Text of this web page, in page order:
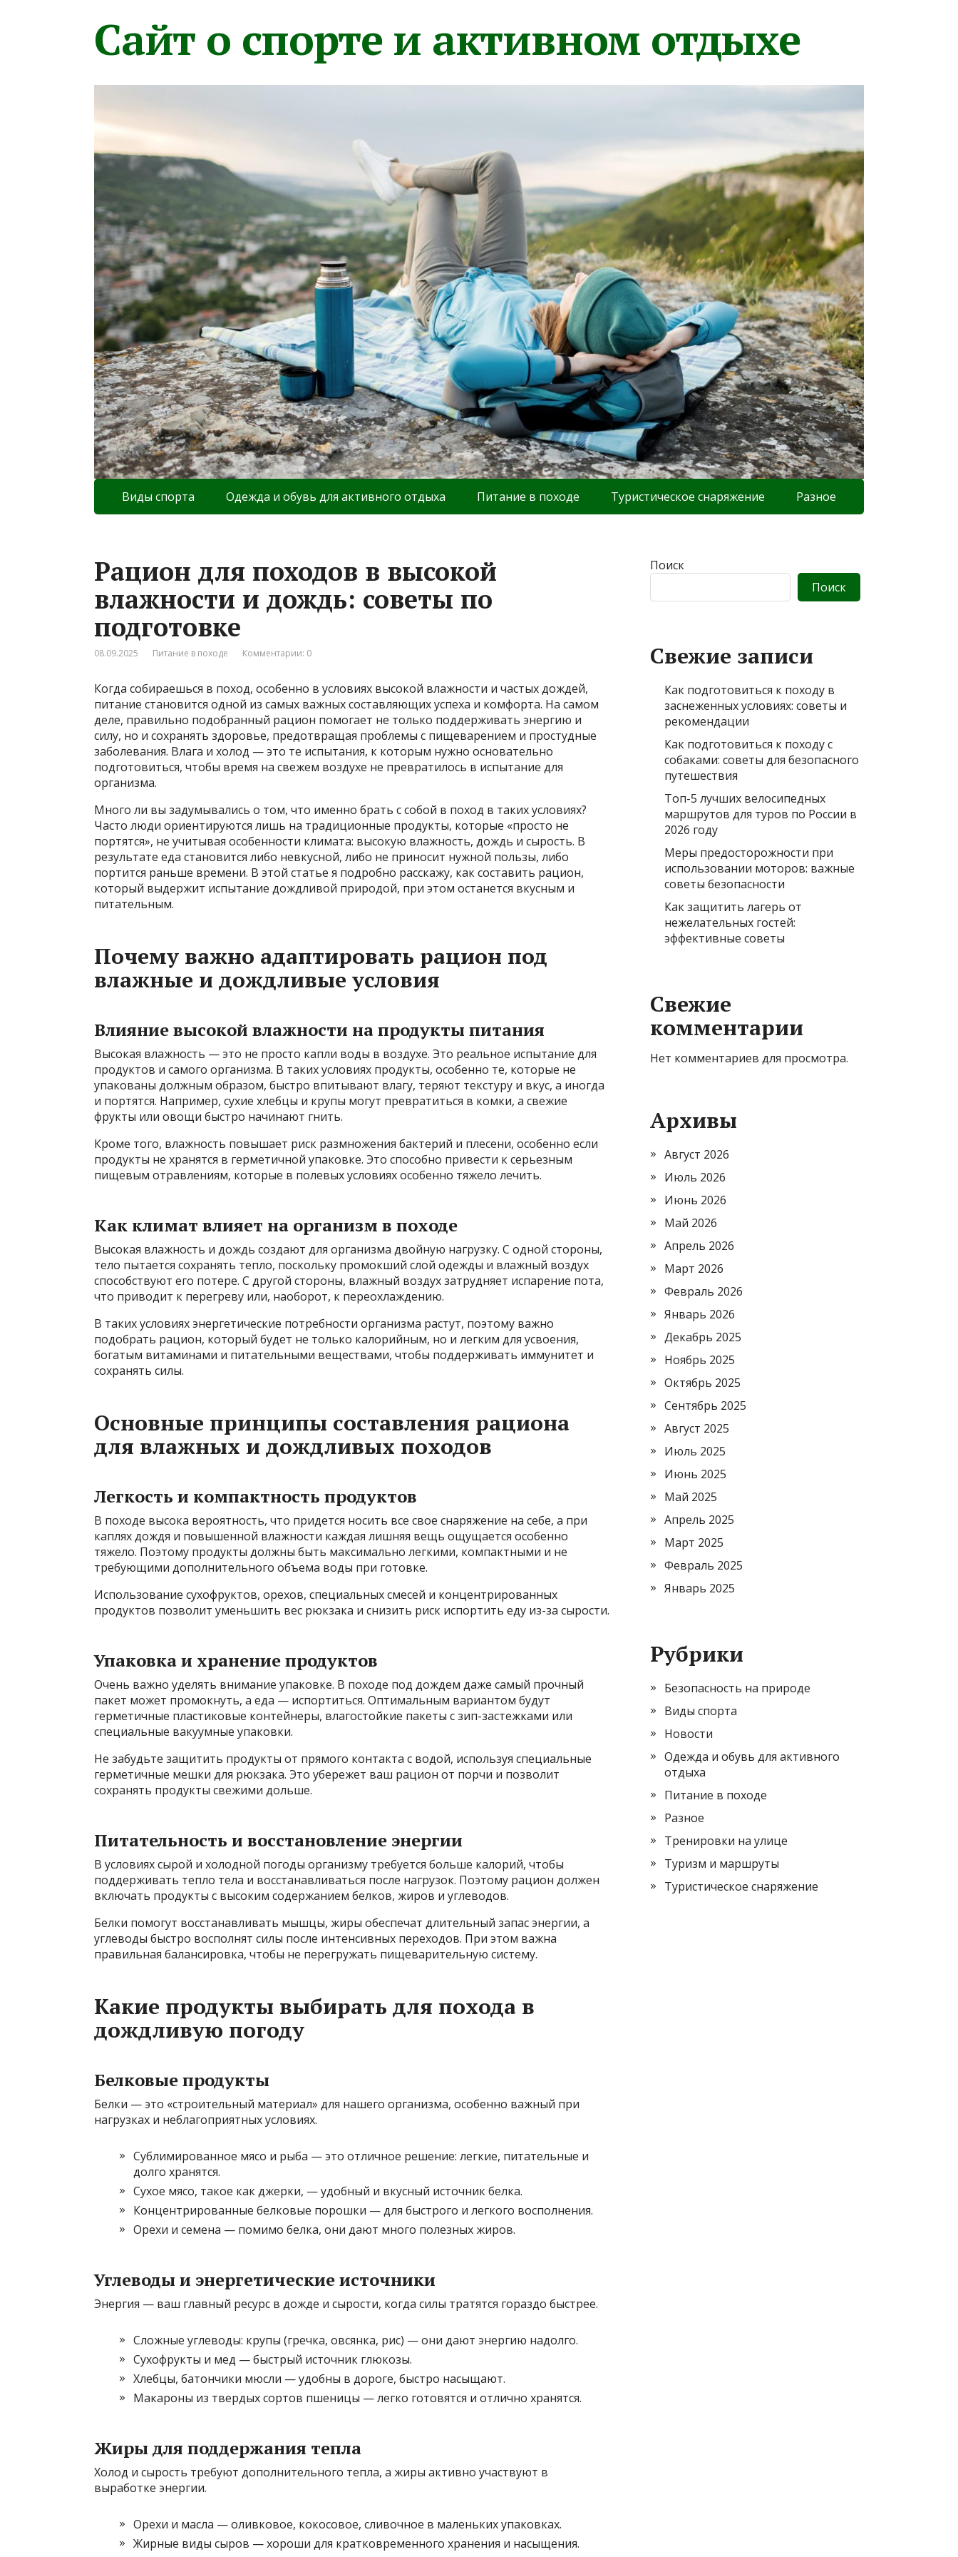
Сайт о спорте и активном отдыхе
Виды спорта Одежда и обувь для активного отдыха Питание в походе Туристическое снаряжение Разное
Рацион для походов в высокой
влажности и дождь: советы по
подготовке
08.09.2025 Питание в походе Комментарии: 0
Когда собираешься в поход, особенно в условиях высокой влажности и частых дождей,
питание становится одной из самых важных составляющих успеха и комфорта. На самом
деле, правильно подобранный рацион помогает не только поддерживать энергию и
силу, но и сохранять здоровье, предотвращая проблемы с пищеварением и простудные
заболевания. Влага и холод — это те испытания, к которым нужно основательно
подготовиться, чтобы время на свежем воздухе не превратилось в испытание для
организма.
Много ли вы задумывались о том, что именно брать с собой в поход в таких условиях?
Часто люди ориентируются лишь на традиционные продукты, которые «просто не
портятся», не учитывая особенности климата: высокую влажность, дождь и сырость. В
результате еда становится либо невкусной, либо не приносит нужной пользы, либо
портится раньше времени. В этой статье я подробно расскажу, как составить рацион,
который выдержит испытание дождливой природой, при этом останется вкусным и
питательным.
Почему важно адаптировать рацион под
влажные и дождливые условия
Влияние высокой влажности на продукты питания
Высокая влажность — это не просто капли воды в воздухе. Это реальное испытание для
продуктов и самого организма. В таких условиях продукты, особенно те, которые не
упакованы должным образом, быстро впитывают влагу, теряют текстуру и вкус, а иногда
и портятся. Например, сухие хлебцы и крупы могут превратиться в комки, а свежие
фрукты или овощи быстро начинают гнить.
Кроме того, влажность повышает риск размножения бактерий и плесени, особенно если
продукты не хранятся в герметичной упаковке. Это способно привести к серьезным
пищевым отравлениям, которые в полевых условиях особенно тяжело лечить.
Как климат влияет на организм в походе
Высокая влажность и дождь создают для организма двойную нагрузку. С одной стороны,
тело пытается сохранять тепло, поскольку промокший слой одежды и влажный воздух
способствуют его потере. С другой стороны, влажный воздух затрудняет испарение пота,
что приводит к перегреву или, наоборот, к переохлаждению.
В таких условиях энергетические потребности организма растут, поэтому важно
подобрать рацион, который будет не только калорийным, но и легким для усвоения,
богатым витаминами и питательными веществами, чтобы поддерживать иммунитет и
сохранять силы.
Основные принципы составления рациона
для влажных и дождливых походов
Легкость и компактность продуктов
В походе высока вероятность, что придется носить все свое снаряжение на себе, а при
каплях дождя и повышенной влажности каждая лишняя вещь ощущается особенно
тяжело. Поэтому продукты должны быть максимально легкими, компактными и не
требующими дополнительного объема воды при готовке.
Использование сухофруктов, орехов, специальных смесей и концентрированных
продуктов позволит уменьшить вес рюкзака и снизить риск испортить еду из-за сырости.
Упаковка и хранение продуктов
Очень важно уделять внимание упаковке. В походе под дождем даже самый прочный
пакет может промокнуть, а еда — испортиться. Оптимальным вариантом будут
герметичные пластиковые контейнеры, влагостойкие пакеты с зип-застежками или
специальные вакуумные упаковки.
Не забудьте защитить продукты от прямого контакта с водой, используя специальные
герметичные мешки для рюкзака. Это убережет ваш рацион от порчи и позволит
сохранять продукты свежими дольше.
Питательность и восстановление энергии
В условиях сырой и холодной погоды организму требуется больше калорий, чтобы
поддерживать тепло тела и восстанавливаться после нагрузок. Поэтому рацион должен
включать продукты с высоким содержанием белков, жиров и углеводов.
Белки помогут восстанавливать мышцы, жиры обеспечат длительный запас энергии, а
углеводы быстро восполнят силы после интенсивных переходов. При этом важна
правильная балансировка, чтобы не перегружать пищеварительную систему.
Какие продукты выбирать для похода в
дождливую погоду
Белковые продукты
Белки — это «строительный материал» для нашего организма, особенно важный при
нагрузках и неблагоприятных условиях.
Сублимированное мясо и рыба — это отличное решение: легкие, питательные и
долго хранятся.
Сухое мясо, такое как джерки, — удобный и вкусный источник белка.
Концентрированные белковые порошки — для быстрого и легкого восполнения.
Орехи и семена — помимо белка, они дают много полезных жиров.
Углеводы и энергетические источники
Энергия — ваш главный ресурс в дожде и сырости, когда силы тратятся гораздо быстрее.
Сложные углеводы: крупы (гречка, овсянка, рис) — они дают энергию надолго.
Сухофрукты и мед — быстрый источник глюкозы.
Хлебцы, батончики мюсли — удобны в дороге, быстро насыщают.
Макароны из твердых сортов пшеницы — легко готовятся и отлично хранятся.
Жиры для поддержания тепла
Холод и сырость требуют дополнительного тепла, а жиры активно участвуют в
выработке энергии.
Орехи и масла — оливковое, кокосовое, сливочное в маленьких упаковках.
Жирные виды сыров — хороши для кратковременного хранения и насыщения.
Поиск
Поиск
Свежие записи
Как подготовиться к походу в
заснеженных условиях: советы и
рекомендации
Как подготовиться к походу с
собаками: советы для безопасного
путешествия
Топ-5 лучших велосипедных
маршрутов для туров по России в
2026 году
Меры предосторожности при
использовании моторов: важные
советы безопасности
Как защитить лагерь от
нежелательных гостей:
эффективные советы
Свежие
комментарии
Нет комментариев для просмотра.
Архивы
Август 2026
Июль 2026
Июнь 2026
Май 2026
Апрель 2026
Март 2026
Февраль 2026
Январь 2026
Декабрь 2025
Ноябрь 2025
Октябрь 2025
Сентябрь 2025
Август 2025
Июль 2025
Июнь 2025
Май 2025
Апрель 2025
Март 2025
Февраль 2025
Январь 2025
Рубрики
Безопасность на природе
Виды спорта
Новости
Одежда и обувь для активного
отдыха
Питание в походе
Разное
Тренировки на улице
Туризм и маршруты
Туристическое снаряжение